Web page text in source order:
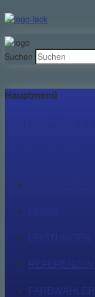
Suchen
Hauptmenü
REFERENZEN
FARBWÄHLER